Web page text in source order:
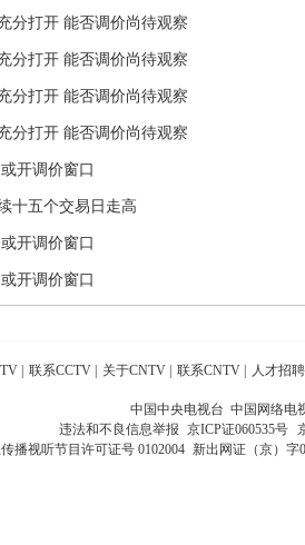
分打开 能否调价尚待观察
分打开 能否调价尚待观察
分打开 能否调价尚待观察
分打开 能否调价尚待观察
开调价窗口
十五个交易日走高
开调价窗口
开调价窗口
| 联系CCTV | 关于CNTV | 联系CNTV | 人才招聘
中国中央电视台 中国网络电
违法和不良信息举报 京ICP证060535号
播视听节目许可证号 0102004 新出网证（京）